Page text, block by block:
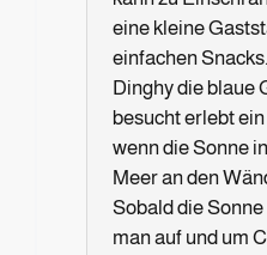
eine kleine
einfachen
Dinghy die blaue
besucht erlebt
wenn die Sonne
Meer an den
Sobald die
man auf und um